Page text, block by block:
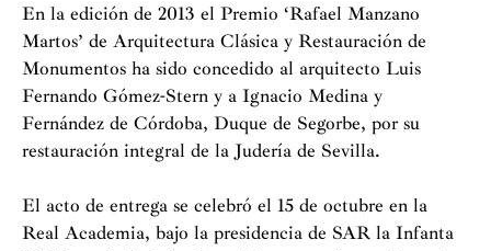
En la edición de 2013 el Premio ‘Rafael Manzano
Martos’ de Arquitectura Clásica y Restauración de
Monumentos ha sido concedido al arquitecto Luis
Fernando Gómez-Stern y a Ignacio Medina y
Fernández de Córdoba, Duque de Segorbe, por su
restauración integral de la Judería de Sevilla.
El acto de entrega se celebró el 15 de octubre en la
Real Academia, bajo la presidencia de SAR la Infanta